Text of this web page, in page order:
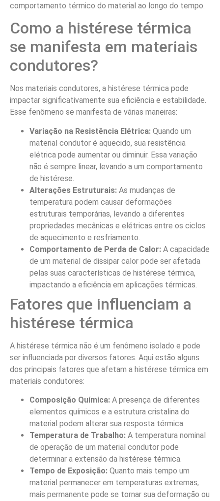
comportamento térmico do material ao longo do tempo.
Como a histérese térmica
se manifesta em materiais
condutores?
Nos materiais condutores, a histérese térmica pode
impactar significativamente sua eficiência e estabilidade.
Esse fenômeno se manifesta de várias maneiras:
Variação na Resistência Elétrica: Quando um
material condutor é aquecido, sua resistência
elétrica pode aumentar ou diminuir. Essa variação
não é sempre linear, levando a um comportamento
de histérese.
Alterações Estruturais: As mudanças de
temperatura podem causar deformações
estruturais temporárias, levando a diferentes
propriedades mecânicas e elétricas entre os ciclos
de aquecimento e resfriamento.
Comportamento de Perda de Calor: A capacidade
de um material de dissipar calor pode ser afetada
pelas suas características de histérese térmica,
impactando a eficiência em aplicações térmicas.
Fatores que influenciam a
histérese térmica
A histérese térmica não é um fenômeno isolado e pode
ser influenciada por diversos fatores. Aqui estão alguns
dos principais fatores que afetam a histérese térmica em
materiais condutores:
Composição Química: A presença de diferentes
elementos químicos e a estrutura cristalina do
material podem alterar sua resposta térmica.
Temperatura de Trabalho: A temperatura nominal
de operação de um material condutor pode
determinar a extensão da histérese térmica.
Tempo de Exposição: Quanto mais tempo um
material permanecer em temperaturas extremas,
mais permanente pode se tornar sua deformação ou